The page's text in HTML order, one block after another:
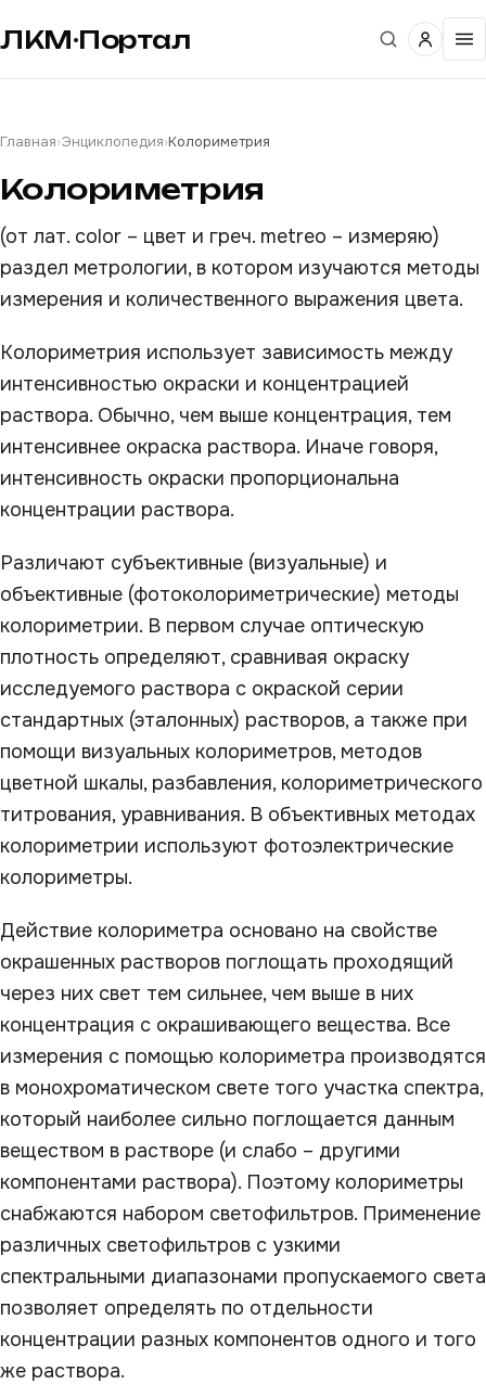
ЛКМ·Портал
Главная›Энциклопедия›Колориметрия
Колориметрия
(от лат. color – цвет и греч. metreo – измеряю)
раздел метрологии, в котором изучаются методы
измерения и количественного выражения цвета.
Колориметрия использует зависимость между
интенсивностью окраски и концентрацией
раствора. Обычно, чем выше концентрация, тем
интенсивнее окраска раствора. Иначе говоря,
интенсивность окраски пропорциональна
концентрации раствора.
Различают субъективные (визуальные) и
объективные (фотоколориметрические) методы
колориметрии. В первом случае оптическую
плотность определяют, сравнивая окраску
исследуемого раствора с окраской серии
стандартных (эталонных) растворов, а также при
помощи визуальных колориметров, методов
цветной шкалы, разбавления, колориметрического
титрования, уравнивания. В объективных методах
колориметрии используют фотоэлектрические
колориметры.
Действие колориметра основано на свойстве
окрашенных растворов поглощать проходящий
через них свет тем сильнее, чем выше в них
концентрация с окрашивающего вещества. Все
измерения с помощью колориметра производятся
в монохроматическом свете того участка спектра,
который наиболее сильно поглощается данным
веществом в растворе (и слабо – другими
компонентами раствора). Поэтому колориметры
снабжаются набором светофильтров. Применение
различных светофильтров с узкими
спектральными диапазонами пропускаемого света
позволяет определять по отдельности
концентрации разных компонентов одного и того
же раствора.